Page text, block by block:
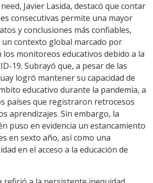
Javier Lasida, destacó que contar
consecutivas permite una mayor
y conclusiones más confiables,
un contexto global marcado por
monitoreos educativos debido a la
19. Subrayó que, a pesar de las
logró mantener su capacidad de
educativo durante la pandemia, a
países que registraron retrocesos
aprendizajes. Sin embargo, la
puso en evidencia un estancamiento
en sexto año, así como una
en el acceso a la educación de